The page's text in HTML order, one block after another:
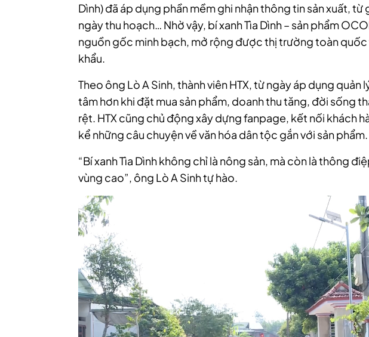
Dình) đã áp dụng phần mềm ghi nhận thông tin sản xuất,
ngày thu hoạch… Nhờ vậy, bí xanh Tìa Dình – sản phẩm
nguồn gốc minh bạch, mở rộng được thị trường toàn quốc
khẩu.
Theo ông Lò A Sinh, thành viên HTX, từ ngày áp dụng quản
tâm hơn khi đặt mua sản phẩm, doanh thu tăng, đời sống
rệt. HTX cũng chủ động xây dựng fanpage, kết nối khách
kể những câu chuyện về văn hóa dân tộc gắn với sản phẩm.
“Bí xanh Tìa Dình không chỉ là nông sản, mà còn là thông
vùng cao”, ông Lò A Sinh tự hào.